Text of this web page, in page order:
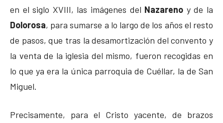
en el siglo XVIII, las imágenes del Nazareno y de la
Dolorosa, para sumarse a lo largo de los años el resto
de pasos, que tras la desamortización del convento y
la venta de la iglesia del mismo, fueron recogidas en
lo que ya era la única parroquia de Cuéllar, la de San
Miguel.
Precisamente, para el Cristo yacente, de brazos